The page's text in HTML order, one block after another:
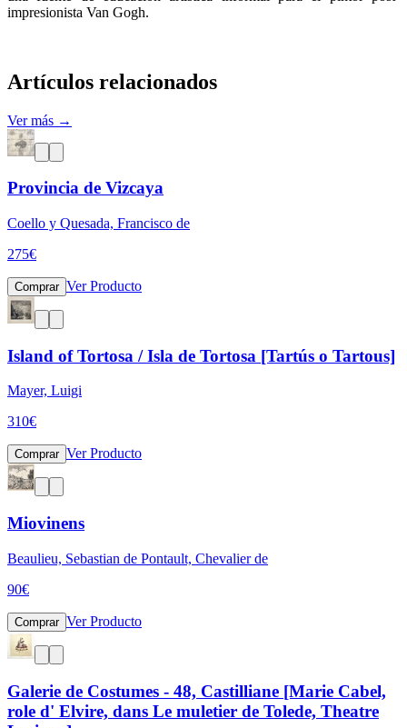
impresionista Van Gogh.
Artículos relacionados
Ver más →
Provincia de Vizcaya
Coello y Quesada, Francisco de
275€
Comprar Ver Producto
Island of Tortosa / Isla de Tortosa [Tartús o Tartous]
Mayer, Luigi
310€
Comprar Ver Producto
Miovinens
Beaulieu, Sebastian de Pontault, Chevalier de
90€
Comprar Ver Producto
Galerie de Costumes - 48, Castilliane [Marie Cabel,
role d' Elvire, dans Le muletier de Tolede, Theatre